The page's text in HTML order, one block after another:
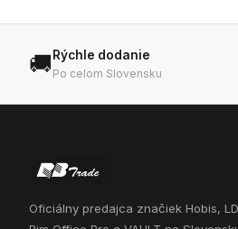
🚚 Rýchle dodanie
Po celom Slovensku
Oficiálny predajca značiek Hobis,